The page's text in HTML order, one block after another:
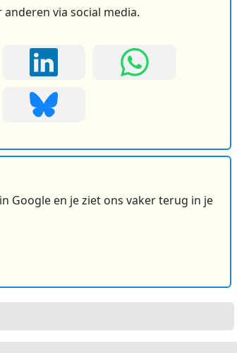
via social media.
Google en je ziet ons vaker terug in je